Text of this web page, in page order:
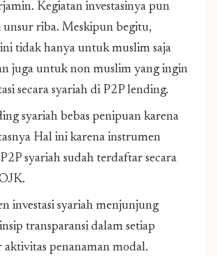
Kegiatan investasinya pun
unsur riba. Meskipun begitu,
ini tidak hanya untuk muslim saja
juga untuk non muslim yang ingin
secara syariah di P2P lending.
syariah bebas penipuan karena
Hal ini karena instrumen
syariah sudah terdaftar secara
investasi syariah menjunjung
transparansi dalam setiap
aktivitas penanaman modal.